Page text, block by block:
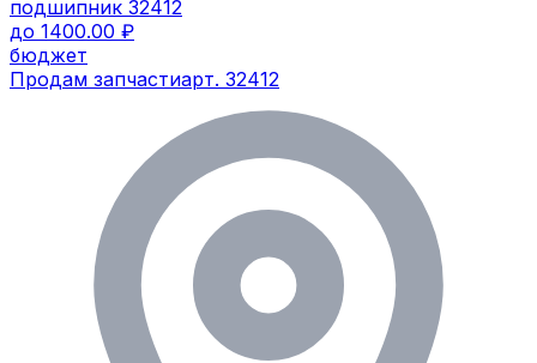
подшипник 32412
до 1400.00 ₽
бюджет
Продам запчастиарт. 32412